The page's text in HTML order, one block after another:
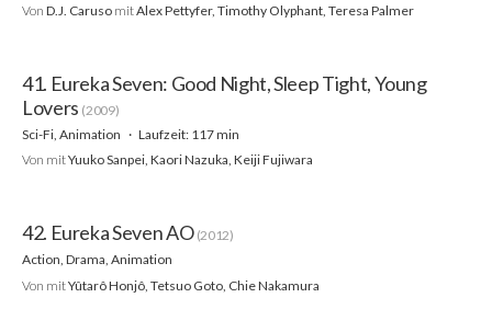
Von D.J. Caruso mitAlex Pettyfer, Timothy Olyphant, Teresa Palmer
41. Eureka Seven: Good Night, Sleep Tight, Young
Lovers (2009)
Sci-Fi, Animation
Laufzeit: 117 min
Von mitYuuko Sanpei, Kaori Nazuka, Keiji Fujiwara
42. Eureka Seven AO (2012)
Action, Drama, Animation
Von mitYûtarô Honjô, Tetsuo Goto, Chie Nakamura